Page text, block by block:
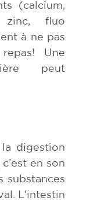
(calcium,
zinc, fluo
à ne pas
Une
peut
la digestion
en son
substances
L’intestin